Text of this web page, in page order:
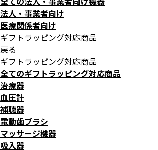
法人・事業者向け
医療関係者向け
ギフトラッピング対応商品
戻る
ギフトラッピング対応商品
全てのギフトラッピング対応商品
治療器
血圧計
補聴器
電動歯ブラシ
マッサージ機器
吸入器